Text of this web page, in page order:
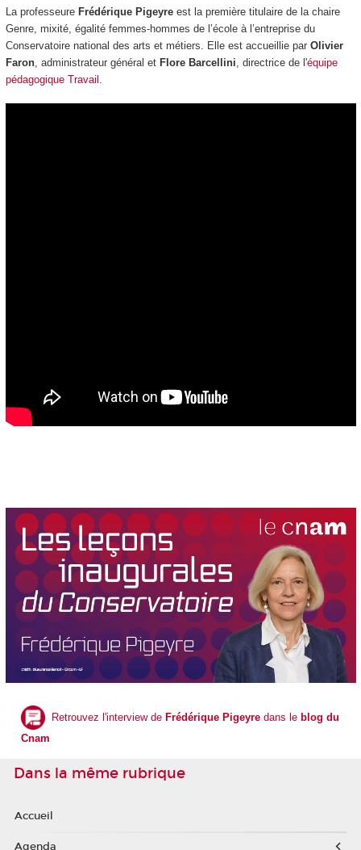
La professeure Frédérique Pigeyreest la première titulaire de la chaire
Genre, mixité, égalité femmes-hommes de l’école à l’entreprise du
Conservatoire national des arts et métiers. Elle est accueillie par Olivier
Faron, administrateur général et Flore Barcellini , directrice de l'équipe
pédagogique Travail
Retrouvez l'interview de Frédérique Pigeyredans le blog du
Cnam
Dans la même rubrique
Accueil
Agenda